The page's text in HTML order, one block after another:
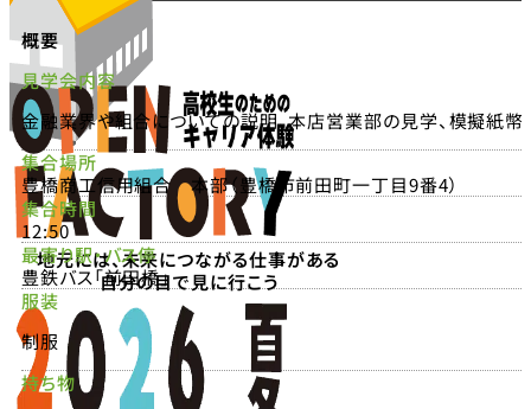
地元には、未来につながる仕事がある
自分の目で見に行こう
概要
見学会内容
金融業界や組合についての説明、本店営業部の見学、模擬紙
集合場所
豊橋商工信用組合 本部（豊橋市前田町一丁目9番4）
集合時間
12:50
最寄り駅・バス停
豊鉄バス「前田橋」
服装
制服
持ち物